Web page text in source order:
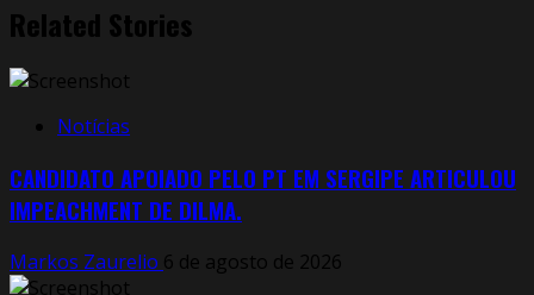
Related Stories
Notícias
CANDIDATO APOIADO PELO PT EM SERGIPE ARTICULOU
IMPEACHMENT DE DILMA.
Markos Zaurelio 6 de agosto de 2026